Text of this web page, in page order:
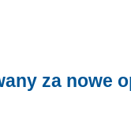
za nowe